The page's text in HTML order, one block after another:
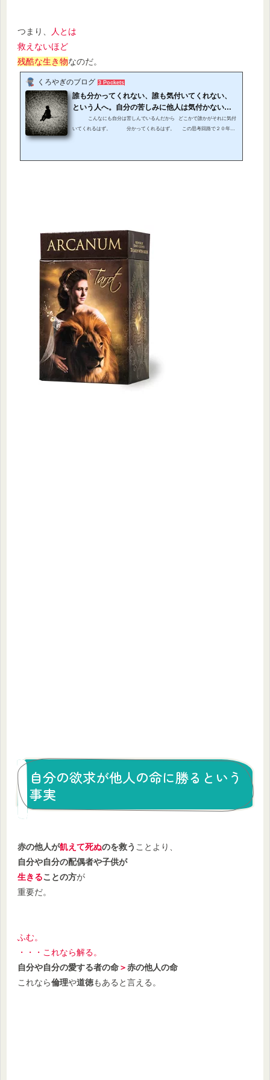
つまり、
人とは
救えないほど
残酷な生き物なのだ。
くろやぎのブログ 3 Pockets
誰も分かってくれない、誰も気付いてくれない、
という人へ。自分の苦しみに他人は気付かないと
いう残酷な【事実】を知れ。
こんなにも自分は苦しんでいるんだから どこかで誰かがそれに気付
いてくれるはず。 分かってくれるはず。 この思考回路で２０年以
自分の欲求が他人の命に勝るという
事実
赤の他人が飢えて死ぬのを救う ことより、
自分や自分の配偶者や子供が
生きることの方が
重要だ。
ふむ。
・・・これなら解る。
自分や自分の愛する者の命＞赤の他人の命
これなら倫理や道徳もあると言える。